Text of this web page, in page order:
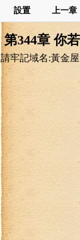
設置 上一章
第344章 你
請牢記域名:黃金